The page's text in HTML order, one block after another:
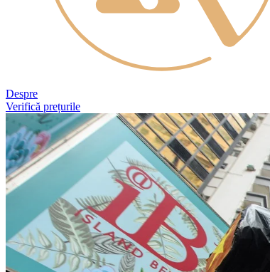
Despre
Verifică prețurile